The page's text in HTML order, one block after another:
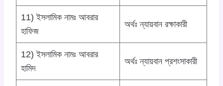
11) ইসলামিক নামঃ আবরার
হাফিজ
অর্থঃ ন্যায়বান রক্ষাকারী
12) ইসলামিক নামঃ আবরার
হামিদ
অর্থঃ ন্যায়বান প্রশংসাকারী